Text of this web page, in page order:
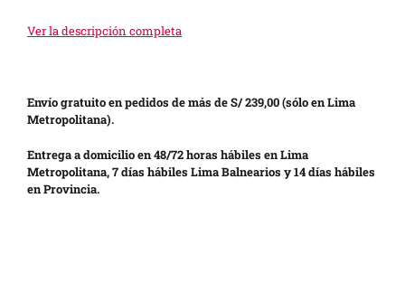
Ver la descripción completa
Envío gratuito en pedidos de más de S/ 239,00 (sólo en Lima
Metropolitana).
Entrega a domicilio en 48/72 horas hábiles en Lima
Metropolitana, 7 días hábiles Lima Balnearios y 14 días hábiles
en Provincia.